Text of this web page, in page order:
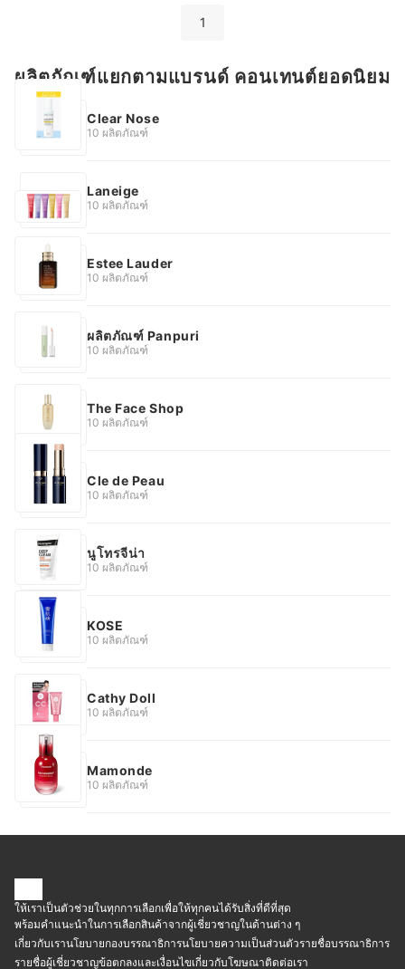
1
ผลิตภัณฑ์แยกตามแบรนด์ คอนเทนต์ยอดนิยม
Clear Nose
10 ผลิตภัณฑ์
Laneige
10 ผลิตภัณฑ์
Estee Lauder
10 ผลิตภัณฑ์
ผลิตภัณฑ์ Panpuri
10 ผลิตภัณฑ์
The Face Shop
10 ผลิตภัณฑ์
Cle de Peau
10 ผลิตภัณฑ์
นูโทรจีน่า
10 ผลิตภัณฑ์
KOSE
10 ผลิตภัณฑ์
Cathy Doll
10 ผลิตภัณฑ์
Mamonde
10 ผลิตภัณฑ์
ให้เราเป็นตัวช่วยในทุกการเลือกเพื่อให้ทุกคนได้รับสิ่งที่ดีที่สุด
พร้อมคำแนะนำในการเลือกสินค้าจากผู้เชี่ยวชาญในด้านต่าง ๆ
เกี่ยวกับเรานโยบายกองบรรณาธิการนโยบายความเป็นส่วนตัวรายชื่อบรรณาธิการ
รายชื่อผู้เชี่ยวชาญข้อตกลงและเงื่อนไขเกี่ยวกับโฆษณาติดต่อเรา